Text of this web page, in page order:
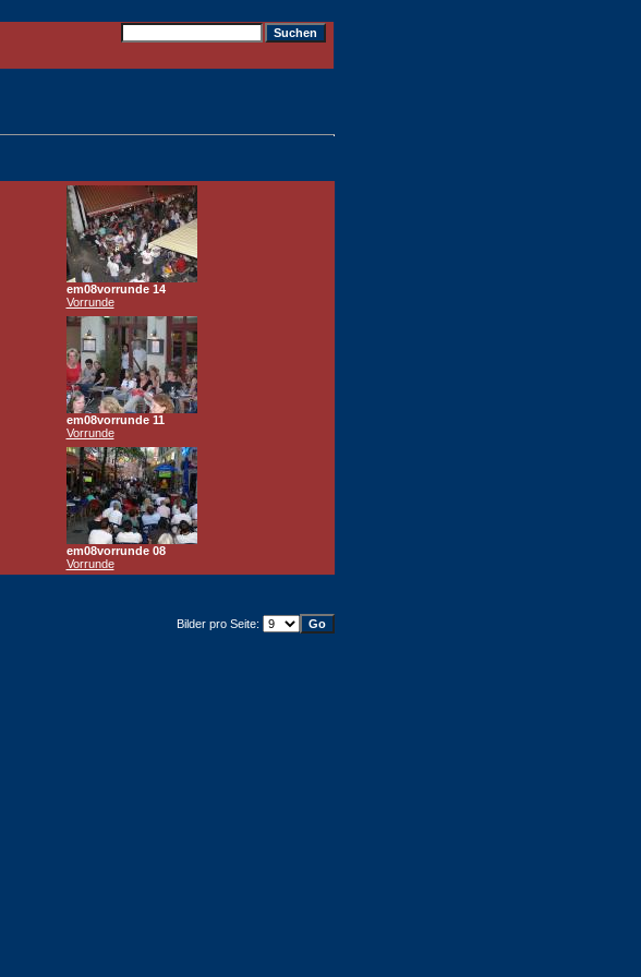
em08vorrunde 14
Vorrunde
em08vorrunde 11
Vorrunde
em08vorrunde 08
Vorrunde
Bilder pro Seite: